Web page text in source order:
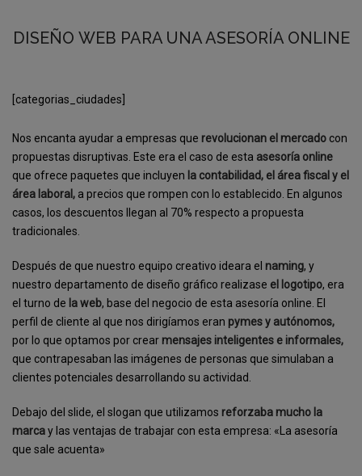
DISEÑO WEB PARA UNA ASESORÍA ONLINE
[categorias_ciudades]
Nos encanta ayudar a empresas que revolucionan el mercado con
propuestas disruptivas. Este era el caso de esta asesoría online
que ofrece paquetes que incluyen la contabilidad, el área fiscal y el
área laboral, a precios que rompen con lo establecido. En algunos
casos, los descuentos llegan al 70% respecto a propuesta
tradicionales.
Después de que nuestro equipo creativo ideara el naming, y
nuestro departamento de diseño gráfico realizase el logotipo, era
el turno de la web, base del negocio de esta asesoría online. El
perfil de cliente al que nos dirigíamos eran pymes y autónomos,
por lo que optamos por crear mensajes inteligentes e informales,
que contrapesaban las imágenes de personas que simulaban a
clientes potenciales desarrollando su actividad.
Debajo del slide, el slogan que utilizamos reforzaba mucho la
marcay las ventajas de trabajar con esta empresa: «La asesoría
que sale acuenta»